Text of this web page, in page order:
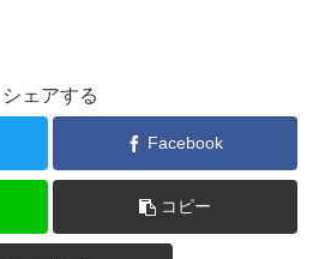
シェアする
Facebook
コピー